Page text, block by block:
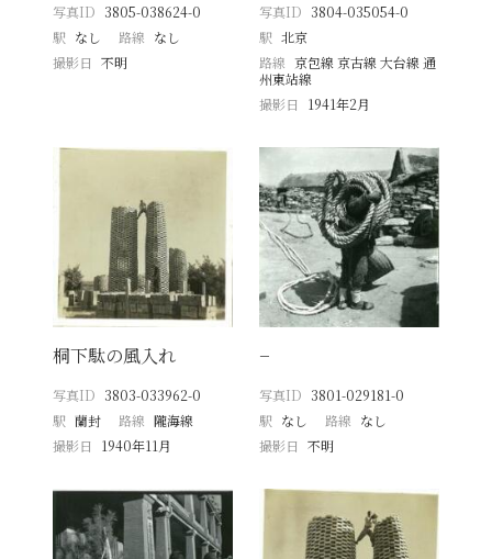
写真ID 3805-038624-0
駅 なし 路線 なし
撮影日
不明
写真ID 3804-035054-0
駅 北京
路線 京包線 京古線 大台線 通
州東站線
撮影日
1941年2月
桐下駄の風入れ
写真ID 3803-033962-0
駅 蘭封 路線 隴海線
撮影日
1940年11月
−
写真ID 3801-029181-0
駅 なし 路線 なし
撮影日 不明